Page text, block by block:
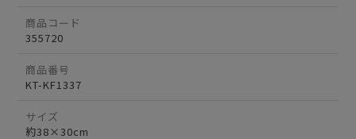
商品コード
355720
商品番号
KT-KF1337
サイズ
約38×30cm